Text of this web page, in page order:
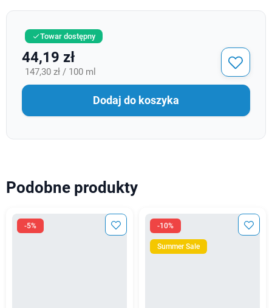
Towar dostępny
44,19 zł
147,30 zł / 100 ml
Dodaj do koszyka
Podobne produkty
-5% -10%
Summer Sale